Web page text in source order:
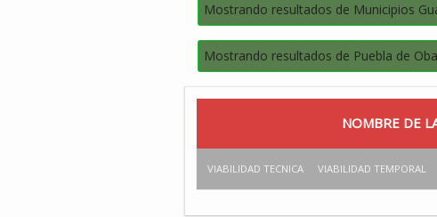
Mostrando resultados de Municipios
Mostrando resultados de Puebla de
NOMBRE DE
VIABILIDAD TECNICA VIABILIDAD TEMPORAL